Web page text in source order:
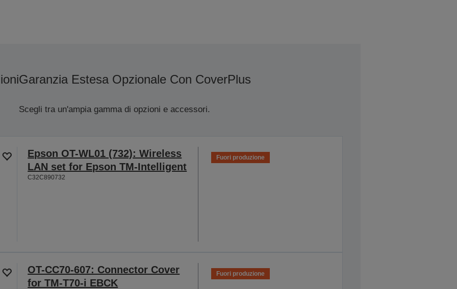
Garanzia Estesa Opzionale Con CoverPlus
Scegli tra un'ampia gamma di opzioni e accessori.
Epson OT-WL01 (732): Wireless
LAN set for Epson TM-Intelligent
C32C890732
Fuori produzione
OT-CC70-607: Connector Cover
for TM-T70-i EBCK
Fuori produzione